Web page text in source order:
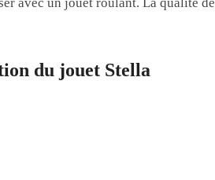
du jouet Stella